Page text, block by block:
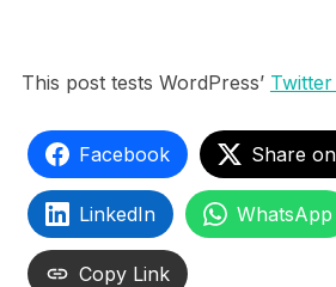
This post tests WordPress’ Twitter
Facebook Share
LinkedIn WhatsApp
Copy Link